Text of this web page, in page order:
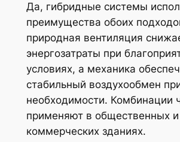
Да, гибридные системы
преимущества обоих
природная вентиляция
энергозатраты при
условиях, а механика
стабильный воздухообмен
необходимости. Комбинации
применяют в общественных и
коммерческих зданиях.